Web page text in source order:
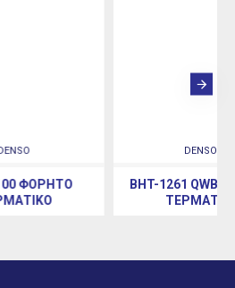
BHT-1261 QWB ΦΟΡΗΤΌ
ΤΕΡΜΑΤΙΚΌ